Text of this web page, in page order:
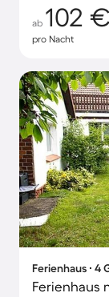
ab 102 €
pro Nacht
Ferienhaus ∙ 4
Ferienhaus